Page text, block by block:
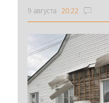
9 августа 20:22